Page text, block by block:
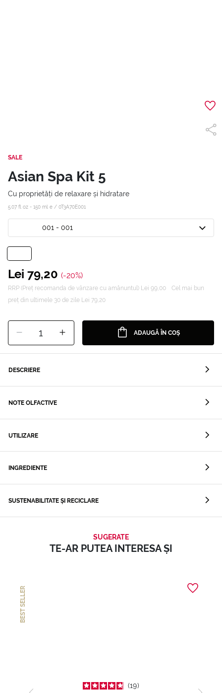
SALE
Asian Spa Kit 5
Cu proprietăți de relaxare și hidratare
5.07 fl oz - 150 ml e / 0T3A70E001
001 - 001
Lei 79,20 (-20%)
RRP (Preț recomanda de vânzare cu amănuntul) Lei 99,00
Cel mai bun
preț din ultimele 30 de zile Lei 79,20
1 ADAUGĂ ÎN COȘ
DESCRIERE
NOTE OLFACTIVE
UTILIZARE
INGREDIENTE
SUSTENABILITATE ȘI RECICLARE
SUGERATE
TE-AR PUTEA INTERESA ȘI
BEST SELLER
19